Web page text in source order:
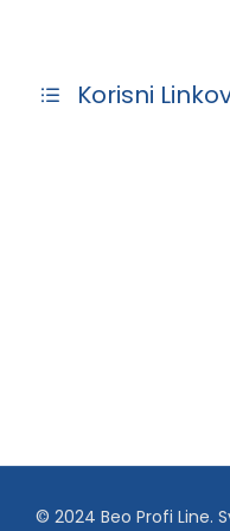
Korisni
© 2024 Beo Profi Line.